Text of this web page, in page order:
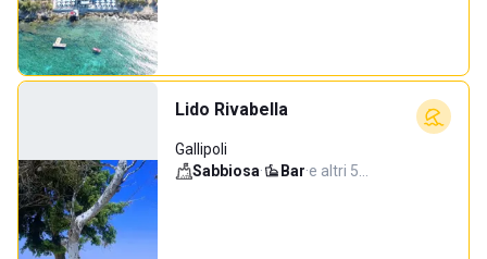
Lido Rivabella
Gallipoli
Sabbiosa· Bar·e altri 5…